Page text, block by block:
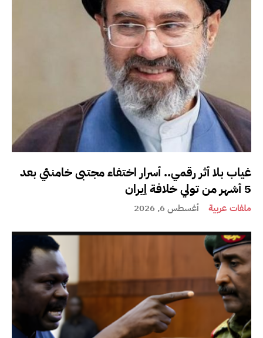
غياب بلا أثر رقمي.. أسرار اختفاء مجتبى خامنئي بعد
5 أشهر من تولي خلافة إيران
ملفات عربية أغسطس 6, 2026